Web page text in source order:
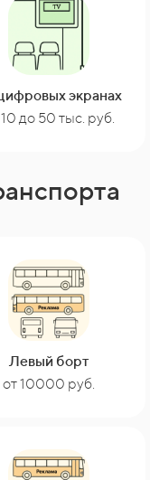
экранах
до 50 тыс. руб.
Левый борт
от 10000 руб.